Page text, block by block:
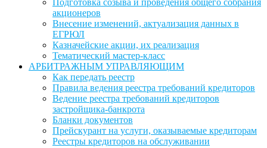
Подготовка созыва и проведения общего собрания
акционеров
Внесение изменений, актуализация данных в
ЕГРЮЛ
Казначейские акции, их реализация
Тематический мастер-класс
АРБИТРАЖНЫМ УПРАВЛЯЮЩИМ
Как передать реестр
Правила ведения реестра требований кредиторов
Ведение реестра требований кредиторов
застройщика-банкрота
Бланки документов
Прейскурант на услуги, оказываемые кредиторам
Реестры кредиторов на обслуживании